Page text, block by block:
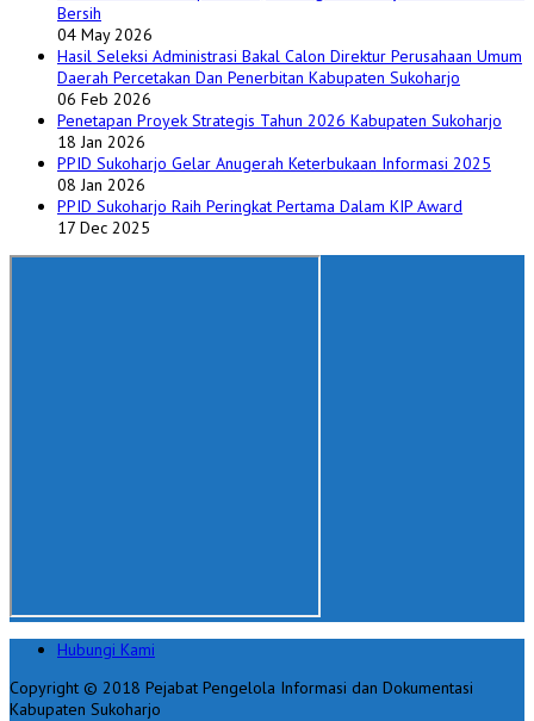
Bersih
04 May 2026
Hasil Seleksi Administrasi Bakal Calon Direktur Perusahaan Umum
Daerah Percetakan Dan Penerbitan Kabupaten Sukoharjo
06 Feb 2026
Penetapan Proyek Strategis Tahun 2026 Kabupaten Sukoharjo
18 Jan 2026
PPID Sukoharjo Gelar Anugerah Keterbukaan Informasi 2025
08 Jan 2026
PPID Sukoharjo Raih Peringkat Pertama Dalam KIP Award
17 Dec 2025
Hubungi Kami
Copyright © 2018 Pejabat Pengelola Informasi dan Dokumentasi
Kabupaten Sukoharjo